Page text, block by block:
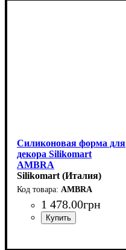
Силиконовая форма для
декора Silikomart
AMBRA
(d68мм,h2мм,18штук)
Silikomart (Италия)
AMBRA
1 478.00грн